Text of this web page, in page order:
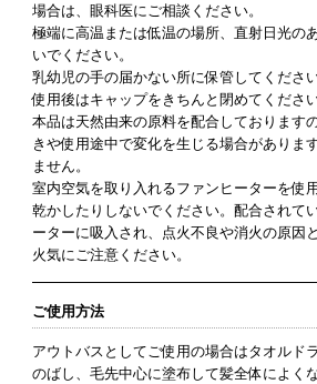
場合は、眼科医にご相談ください。
極端に高温または低温の場所、直射日光の
いでください。
乳幼児の手の届かない所に保管してください
使用後はキャップをきちんと閉めてください
本品は天然由来の原料を配合しております
きや使用途中で変化を生じる場合がありま
ません。
室内空気を取り入れるファンヒーターを使
乾かしたりしないでください。配合されて
ーターに吸入され、点火不良や消火の原因
火気にご注意ください。
ご使用方法
アウトバスとしてご使用の場合はタオルド
のばし、毛先中心に塗布して髪全体によく